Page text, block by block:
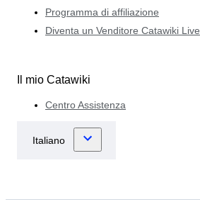
Programma di affiliazione
Diventa un Venditore Catawiki Live
Il mio Catawiki
Centro Assistenza